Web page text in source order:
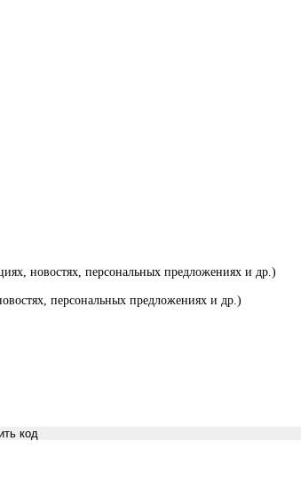
новостях, персональных предложениях и др.)
персональных предложениях и др.)
код